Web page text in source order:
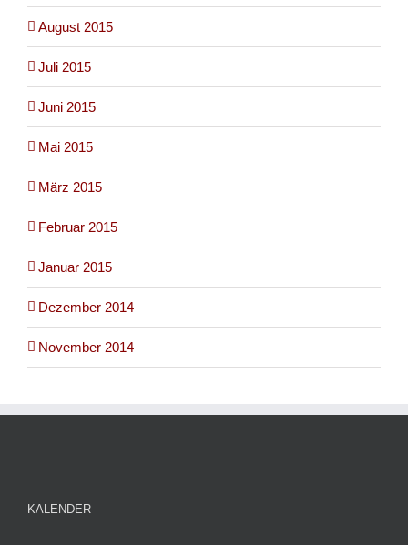
August 2015
Juli 2015
Juni 2015
Mai 2015
März 2015
Februar 2015
Januar 2015
Dezember 2014
November 2014
KALENDER